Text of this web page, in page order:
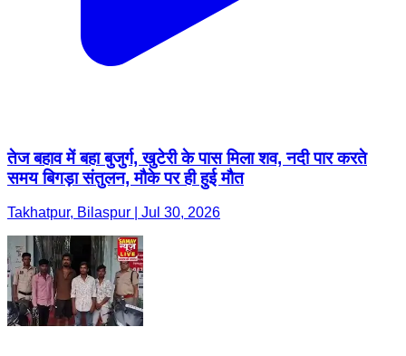
तेज बहाव में बहा बुजुर्ग, खुटेरी के पास मिला शव, नदी पार करते
समय बिगड़ा संतुलन, मौके पर ही हुई मौत
Takhatpur, Bilaspur | Jul 30, 2026